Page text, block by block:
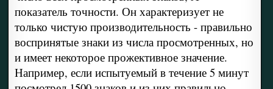
показатель точности. Он характеризует не
только чистую производительность - правильно
воспринятые знаки из числа просмотренных, но
и имеет некоторое прожективное значение.
Например, если испытуемый в течение 5 минут